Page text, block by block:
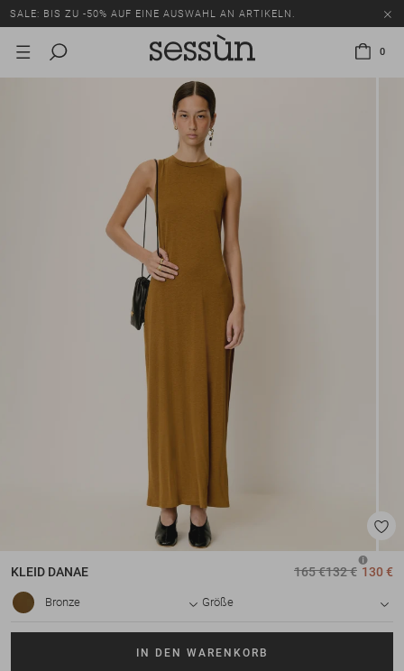
SALE: BIS ZU -50% AUF EINE AUSWAHL AN ARTIKELN.
0
KLEID DANAE 165 €132 € 130 €
Bronze Größe
IN DEN WARENKORB